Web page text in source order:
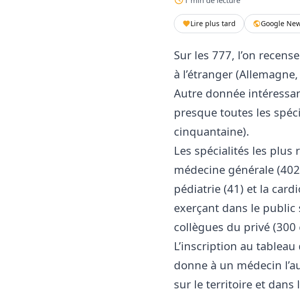
Lire plus tard Google
Sur les 777, l’on
à l’étranger
Autre donnée
presque toutes les
cinquantaine).
Les spécialités les plus
médecine générale
pédiatrie (41) et la
exerçant dans le
collègues du privé (300
L’inscription au
donne à un médecin
sur le territoire et dans